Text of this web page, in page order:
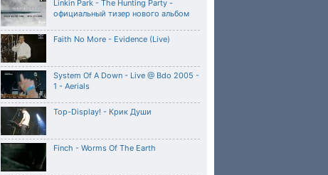
Linkin Park - The Hunting Party -
официальный тизер нового альбом
Faith No More - Evidence (Live)
System Of A Down - Live @ Bdo 2005 -
1 - Aerials
Top-Display! - Крик Души
Finch - Worms Of The Earth